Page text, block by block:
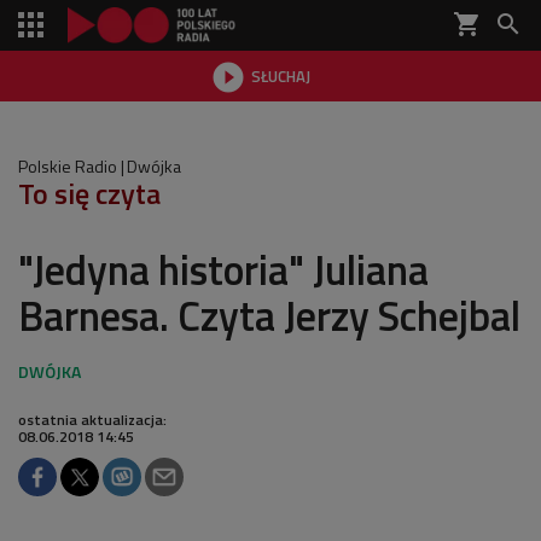
shopping_cart 
 SŁUCHAJ

Polskie Radio Dwójka
To się czyta
"Jedyna historia" Juliana
Barnesa. Czyta Jerzy Schejbal
ostatnia aktualizacja:
08.06.2018 14:45